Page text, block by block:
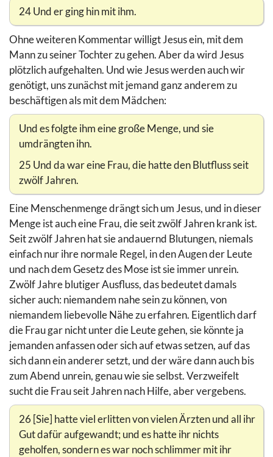
24 Und er ging hin mit ihm.
Ohne weiteren Kommentar willigt Jesus ein, mit dem
Mann zu seiner Tochter zu gehen. Aber da wird Jesus
plötzlich aufgehalten. Und wie Jesus werden auch wir
genötigt, uns zunächst mit jemand ganz anderem zu
beschäftigen als mit dem Mädchen:
Und es folgte ihm eine große Menge, und sie
umdrängten ihn.
25 Und da war eine Frau, die hatte den Blutfluss seit
zwölf Jahren.
Eine Menschenmenge drängt sich um Jesus, und in dieser
Menge ist auch eine Frau, die seit zwölf Jahren krank ist.
Seit zwölf Jahren hat sie andauernd Blutungen, niemals
einfach nur ihre normale Regel, in den Augen der Leute
und nach dem Gesetz des Mose ist sie immer unrein.
Zwölf Jahre blutiger Ausfluss, das bedeutet damals
sicher auch: niemandem nahe sein zu können, von
niemandem liebevolle Nähe zu erfahren. Eigentlich darf
die Frau gar nicht unter die Leute gehen, sie könnte ja
jemanden anfassen oder sich auf etwas setzen, auf das
sich dann ein anderer setzt, und der wäre dann auch bis
zum Abend unrein, genau wie sie selbst. Verzweifelt
sucht die Frau seit Jahren nach Hilfe, aber vergebens.
26 [Sie] hatte viel erlitten von vielen Ärzten und all ihr
Gut dafür aufgewandt; und es hatte ihr nichts
geholfen, sondern es war noch schlimmer mit ihr